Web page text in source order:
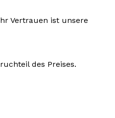
Vertrauen ist unsere
des Preises.